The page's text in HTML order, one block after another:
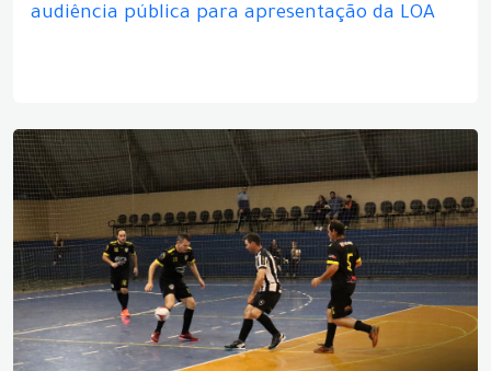
audiência pública para apresentação da LOA